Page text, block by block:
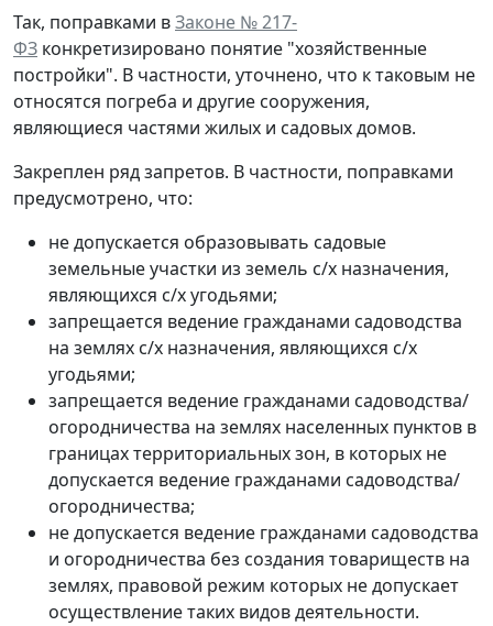
Так, поправками вЗаконе № 217-
ФЗ конкретизировано понятие "хозяйственные
постройки". В частности, уточнено, что к таковым не
относятся погреба и другие сооружения,
являющиеся частями жилых и садовых домов.
Закреплен ряд запретов. В частности, поправками
предусмотрено, что:
не допускается образовывать садовые
земельные участки из земель с/х назначения,
являющихся с/х угодьями;
запрещается ведение гражданами садоводства
на землях с/х назначения, являющихся с/х
угодьями;
запрещается ведение гражданами садоводства/
огородничества на землях населенных пунктов в
границах территориальных зон, в которых не
допускается ведение гражданами садоводства/
огородничества;
не допускается ведение гражданами садоводства
и огородничества без создания товариществ на
землях, правовой режим которых не допускает
осуществление таких видов деятельности.